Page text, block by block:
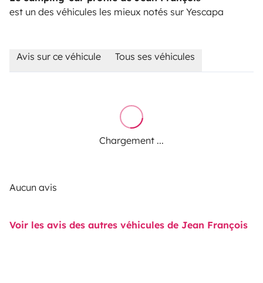
est un des véhicules les mieux notés sur Yescapa
Avis sur ce véhicule Tous ses véhicules
Chargement ...
Aucun avis
Voir les avis des autres véhicules de Jean François